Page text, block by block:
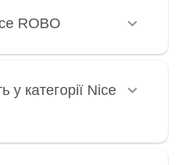
ROBO
у категорії Nice